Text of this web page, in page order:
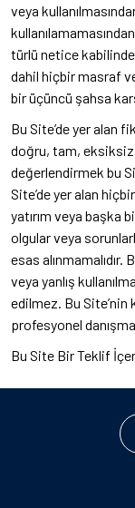
veya
türlü netice
dahil hiçbir masraf
bir üçüncü şahsa
Bu Site’de yer alan
doğru, tam, eksiksiz,
değerlendirmek bu
Site’de yer alan
yatırım veya başka
olgular veya
esas alınmamalıdır.
veya yanlış
edilmez. Bu Site’nin
profesyonel
Bu Site Bir Teklif